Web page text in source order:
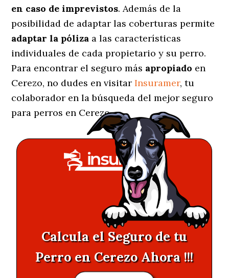
en caso de imprevistos. Además de la
posibilidad de adaptar las coberturas permite
adaptar la póliza a las características
individuales de cada propietario y su perro.
Para encontrar el seguro más apropiado en
Cerezo, no dudes en visitarInsuramer, tu
colaborador en la búsqueda del mejor seguro
para perros en Cerezo.
Calcula el Seguro de tu
Perro en Cerezo Ahora !!!